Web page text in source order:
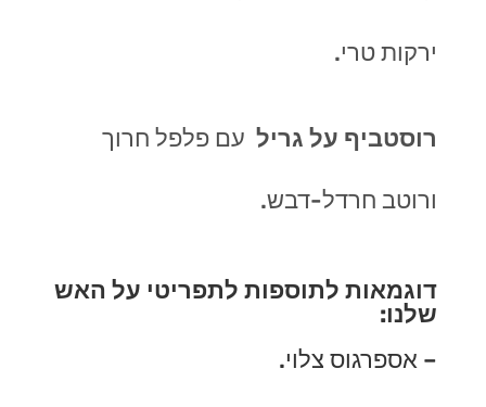
ירקות טרי.
רוסטביף על גריל עם פלפל חרוך
ורוטב חרדל-דבש.
דוגמאות לתוספות לתפריטי על האש
שלנו:
– אספרגוס צלוי.